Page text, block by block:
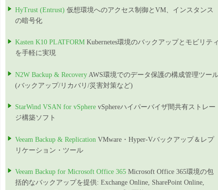
HyTrust (Entrust) 仮想環境へのアクセス制御とVM、インスタンス
の暗号化
Kasten K10 PLATFORM Kubernetes環境のバックアップとモビリテ
を手軽に実現
N2W Backup & Recovery AWS環境でのデータ保護の構成管理ツー
(バックアップ/リカバリ/災害対策など)
StarWind VSAN for vSphere vSphereハイパーバイザ間共有ストレー
ジ構築ソフト
Veeam Backup & Replication VMware・Hyper-Vバックアップ＆レプ
リケーション・ツール
Veeam Backup for Microsoft Office 365 Microsoft Office 365環境の包
括的なバックアップを提供: Exchange Online, SharePoint Online,